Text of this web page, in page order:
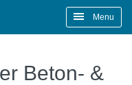
Menu
Beton- &